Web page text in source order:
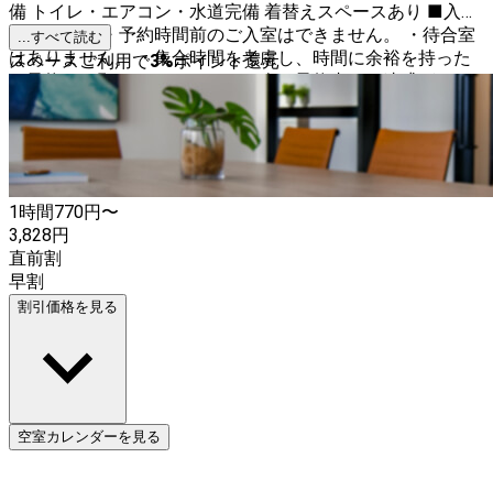
備 トイレ・エアコン・水道完備 着替えスペースあり ■入退
室について ・予約時間前のご入室はできません。 ・待合室
はありません。 ・集合時間を考慮し、時間に余裕を持った
ご予約をお願いいたします。 ・次の予約者にご迷惑がかか
らないよう、予約時間内に退室してください。 ・退室前に
は、各自で原状回復と清掃をお願いいたします。 ・ゴミは
各自でお持ち帰りください。
...すべて読む
スペースご利用で3%ポイント還元
1時間770円〜
3,828円
直前割
早割
割引価格を見る
空室カレンダーを見る